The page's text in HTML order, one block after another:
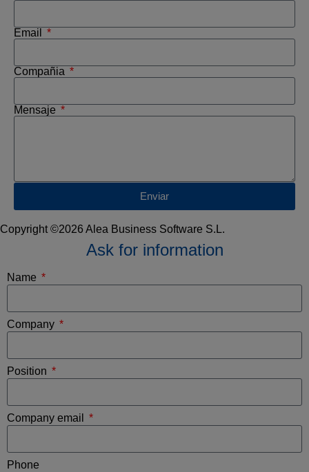
Email
Compañia
Mensaje
Enviar
Copyright ©2026 Alea Business Software S.L.
Ask for information
Name
Company
Position
Company email
Phone